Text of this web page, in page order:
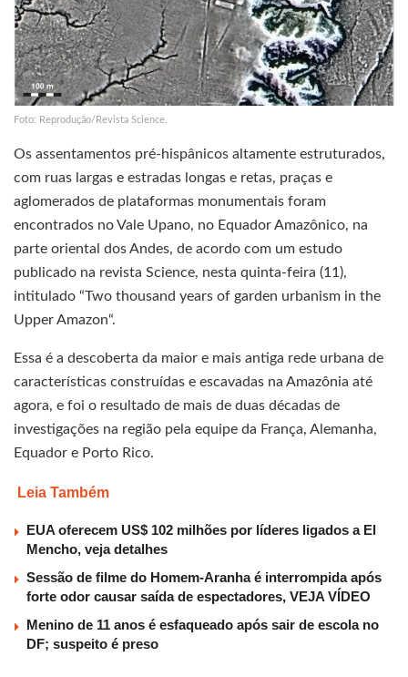
Foto: Reprodução/Revista Science.
Os assentamentos pré-hispânicos altamente estruturados,
com ruas largas e estradas longas e retas, praças e
aglomerados de plataformas monumentais foram
encontrados no Vale Upano, no Equador Amazônico, na
parte oriental dos Andes, de acordo com um estudo
publicado na revista Science, nesta quinta-feira (11),
intitulado “Two thousand years of garden urbanism in the
Upper Amazon“.
Essa é a descoberta da maior e mais antiga rede urbana de
características construídas e escavadas na Amazônia até
agora, e foi o resultado de mais de duas décadas de
investigações na região pela equipe da França, Alemanha,
Equador e Porto Rico.
Leia Também
EUA oferecem US$ 102 milhões por líderes ligados a El
Mencho, veja detalhes
Sessão de filme do Homem-Aranha é interrompida após
forte odor causar saída de espectadores, VEJA VÍDEO
Menino de 11 anos é esfaqueado após sair de escola no
DF; suspeito é preso